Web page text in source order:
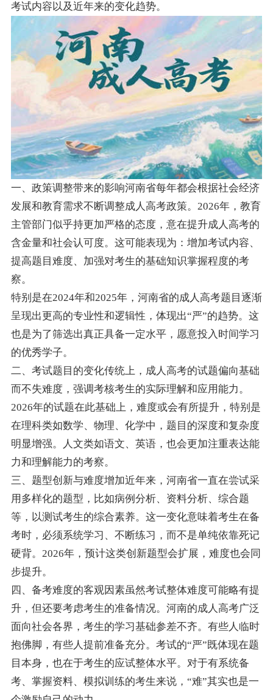
考试内容以及近年来的变化趋势。
一、政策调整带来的影响河南省每年都会根据社会经济
发展和教育需求不断调整成人高考政策。2026年，教育
主管部门似乎持更加严格的态度，意在提升成人高考的
含金量和社会认可度。这可能表现为：增加考试内容、
提高题目难度、加强对考生的基础知识掌握程度的考
察。
特别是在2024年和2025年，河南省的成人高考题目逐渐
呈现出更高的专业性和逻辑性，体现出“严”的趋势。这
也是为了筛选出真正具备一定水平，愿意投入时间学习
的优秀学子。
二、考试题目的变化传统上，成人高考的试题偏向基础
而不失难度，强调考核考生的实际理解和应用能力。
2026年的试题在此基础上，难度或会有所提升，特别是
在理科类如数学、物理、化学中，题目的深度和复杂度
明显增强。人文类如语文、英语，也会更加注重表达能
力和理解能力的考察。
三、题型创新与难度增加近年来，河南省一直在尝试采
用多样化的题型，比如病例分析、资料分析、综合题
等，以测试考生的综合素养。这一变化意味着考生在备
考时，必须系统学习、不断练习，而不是单纯依靠死记
硬背。2026年，预计这类创新题型会扩展，难度也会同
步提升。
四、备考难度的客观因素虽然考试整体难度可能略有提
升，但还要考虑考生的准备情况。河南的成人高考广泛
面向社会各界，考生的学习基础参差不齐。有些人临时
抱佛脚，有些人提前准备充分。考试的“严”既体现在题
目本身，也在于考生的应试整体水平。对于有系统备
考、掌握资料、模拟训练的考生来说，“难”其实也是一